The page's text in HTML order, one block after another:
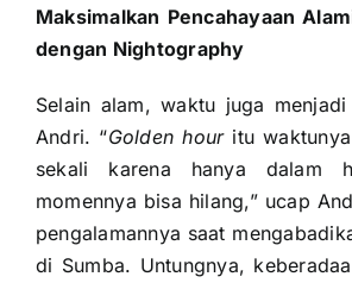
Maksimalkan Pencahayaan
dengan Nightography
Selain alam, waktu juga
Andri. “Golden houritu
sekali karena hanya dalam
momennya bisa hilang,” ucap
pengalamannya saat
di Sumba. Untungnya,